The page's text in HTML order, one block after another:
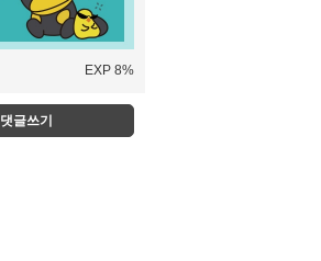
EXP 8%
댓글쓰기